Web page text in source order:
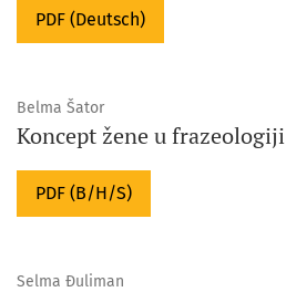
PDF (Deutsch)
Belma Šator
Koncept žene u frazeologiji
PDF (B/H/S)
Selma Đuliman